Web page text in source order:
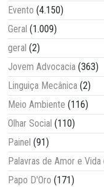
Evento (4.150)
Geral (1.009)
geral (2)
Jovem Advocacia (363)
Linguiça Mecânica (2)
Meio Ambiente (116)
Olhar Social (110)
Painel (91)
Palavras de Amor e Vida
Papo D'Oro (171)